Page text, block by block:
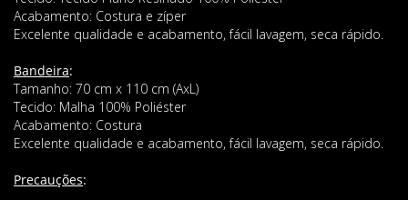
Acabamento: Costura e zíper
Excelente qualidade e acabamento, fácil lavagem, seca rápido.
Bandeira:
Tamanho: 70 cm x 110 cm (AxL)
Tecido: Malha 100% Poliéster
Acabamento: Costura
Excelente qualidade e acabamento, fácil lavagem, seca rápido.
Precauções: